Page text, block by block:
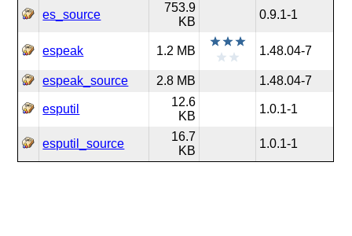
es_source
753.9
KB
0.9.1-1
espeak 1.2 MB 1.48.04-7
espeak_source 2.8 MB 1.48.04-7
esputil
12.6
KB
1.0.1-1
esputil_source
16.7
KB
1.0.1-1